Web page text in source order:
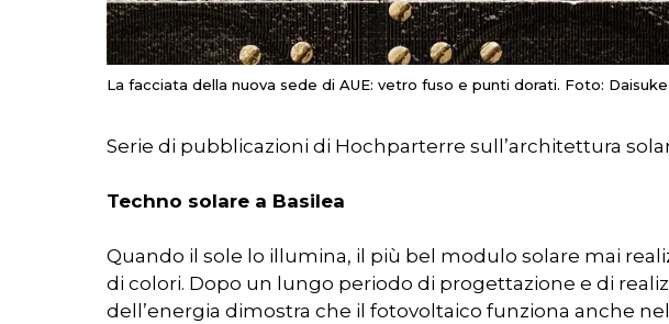
La facciata della nuova sede di AUE: vetro fuso e punti dorati. Foto: Daisuke
Serie di pubblicazioni di Hochparterre sull’architettura
Techno solare a Basilea
Quando il sole lo illumina, il più bel modulo solare mai
di colori. Dopo un lungo periodo di progettazione e di
dell’energia dimostra che il fotovoltaico funziona anche